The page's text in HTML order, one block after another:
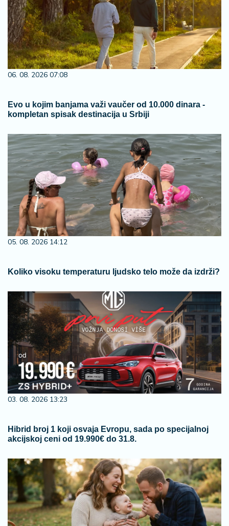
06. 08. 2026 07:08
Evo u kojim banjama važi vaučer od 10.000 dinara -
kompletan spisak destinacija u Srbiji
05. 08. 2026 14:12
Koliko visoku temperaturu ljudsko telo može da izdrži?
03. 08. 2026 13:23
Hibrid broj 1 koji osvaja Evropu, sada po specijalnoj
akcijskoj ceni od 19.990€ do 31.8.